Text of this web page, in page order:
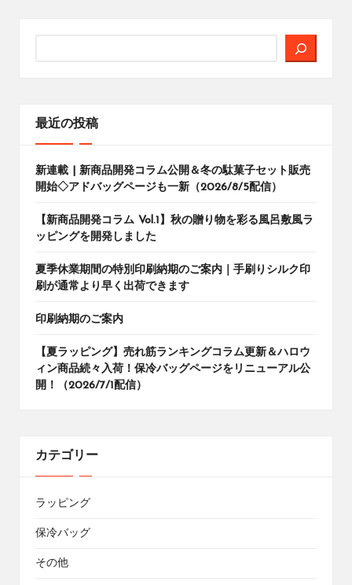
最近の投稿
新連載 | 新商品開発コラム公開＆冬の駄菓子セット販売
開始◇アドバッグページも一新（2026/8/5配信）
【新商品開発コラム Vol.1】秋の贈り物を彩る風呂敷風ラ
ッピングを開発しました
夏季休業期間の特別印刷納期のご案内｜手刷りシルク印
刷が通常より早く出荷できます
印刷納期のご案内
【夏ラッピング】売れ筋ランキングコラム更新＆ハロウ
ィン商品続々入荷！保冷バッグページをリニューアル公
開！（2026/7/1配信）
カテゴリー
ラッピング
保冷バッグ
その他